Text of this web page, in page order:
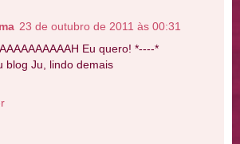
23 de outubro de 2011 às 00:31
Eu quero! *----*
blog Ju, lindo demais